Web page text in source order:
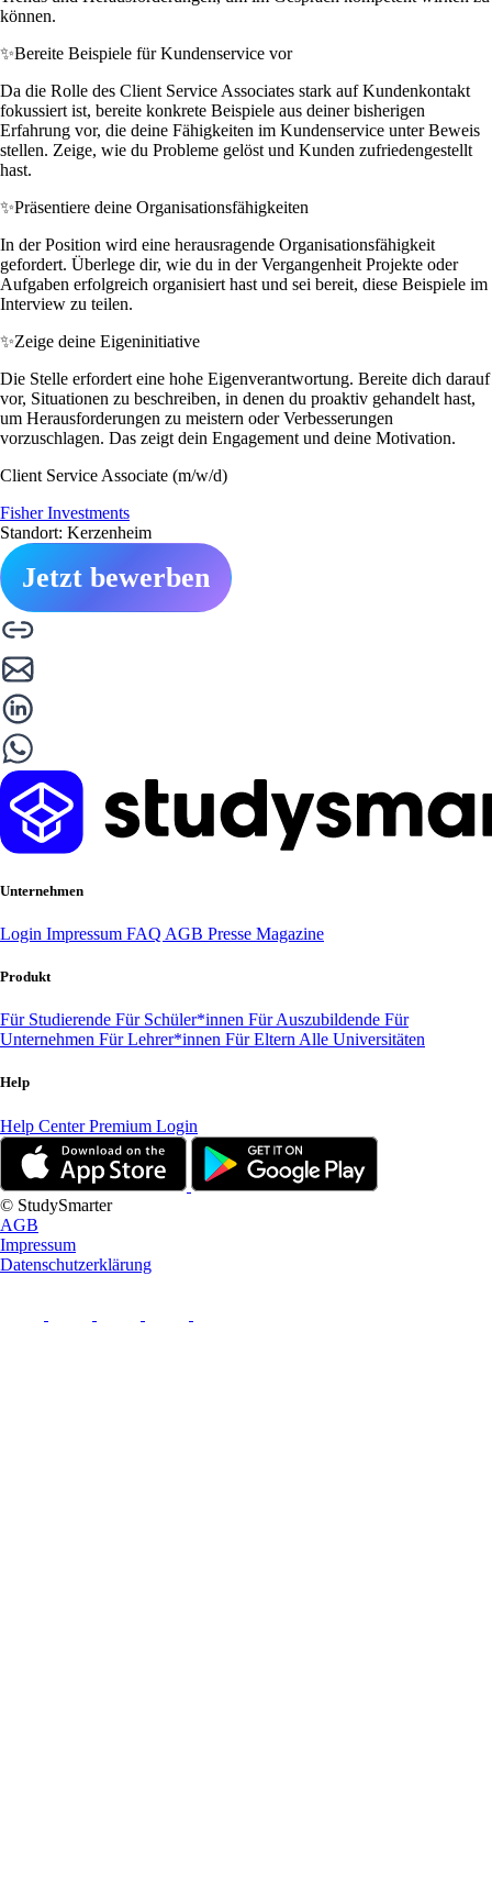
können.
✨Bereite Beispiele für Kundenservice vor
Da die Rolle des Client Service Associates stark auf Kundenkontakt
fokussiert ist, bereite konkrete Beispiele aus deiner bisherigen
Erfahrung vor, die deine Fähigkeiten im Kundenservice unter Beweis
stellen. Zeige, wie du Probleme gelöst und Kunden zufriedengestellt
hast.
✨Präsentiere deine Organisationsfähigkeiten
In der Position wird eine herausragende Organisationsfähigkeit
gefordert. Überlege dir, wie du in der Vergangenheit Projekte oder
Aufgaben erfolgreich organisiert hast und sei bereit, diese Beispiele im
Interview zu teilen.
✨Zeige deine Eigeninitiative
Die Stelle erfordert eine hohe Eigenverantwortung. Bereite dich darauf
vor, Situationen zu beschreiben, in denen du proaktiv gehandelt hast,
um Herausforderungen zu meistern oder Verbesserungen
vorzuschlagen. Das zeigt dein Engagement und deine Motivation.
Client Service Associate (m/w/d)
Fisher Investments
Standort: Kerzenheim
Jetzt bewerben
Unternehmen
Login Impressum FAQ AGB Presse Magazine
Produkt
Für Studierende Für Schüler*innen Für Auszubildende Für
Unternehmen Für Lehrer*innen Für Eltern Alle Universitäten
Help
Help CenterPremium Login
© StudySmarter
AGB
Impressum
Datenschutzerklärung